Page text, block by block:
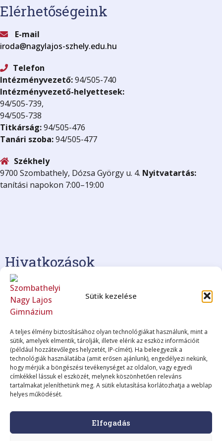
Sütik kezelése
A teljes élmény biztosításához olyan technológiákat használunk, mint a
sütik, amelyek elmentik, tárolják, illetve elérik az eszköz információit
(például hozzátevőleges helyzetét, IP-címét). Ha beleegyezik a
technológiák használatába (amit erősen ajánlunk), engedélyezi nekünk,
hogy mérjük a böngészési tevékenységet az oldalon, vagy egyedi
címkékkel lássuk el eszközét, melynek köszönhetően releváns
tartalmakat jeleníthetünk meg. A sütik elutasítása korlátozhatja a weblap
helyes működését.
Elfogadás
Elérhetőségeink
E-mail
iroda@nagylajos-szhely.edu.hu
Telefon
Intézményvezető:94/505-740
Intézményvezető-helyettesek:
94/505-739,
94/505-738
Titkárság:94/505-476
Tanári szoba:94/505-477
Székhely
9700 Szombathely, Dózsa György u. 4. Nyitvatartás:
tanítási napokon 7:00–19:00
Hivatkozások
Könyvtári katalógus
KRÉTA Elektronikus Napló
BME Nyelvvizsga
Adatkezelési tájékoztató
Fenntartó
Fenntartó neve:Szombathelyi Tankerületi Központ
Székhelye:9700 Szombathely, Kossuth Lajos utca 8.
Képviselője:
A fenntartó elérhetősége:+36 (94) 795-225 •
szombathely@kk.gov.hu
Adószáma:15835499-2-18